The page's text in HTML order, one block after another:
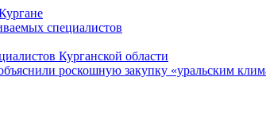
специалистов
Курганской области
роскошную закупку «уральским